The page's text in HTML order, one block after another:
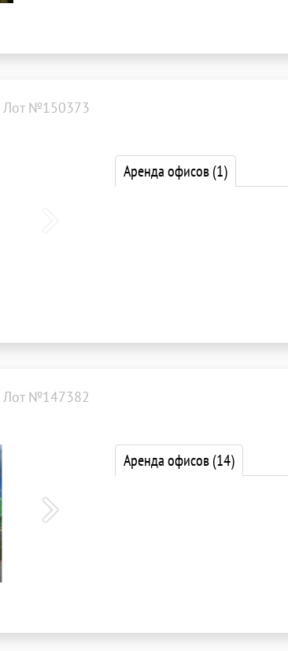
Лот №150373
Аренда офисов(1)
Лот №147382
Аренда офисов(14)